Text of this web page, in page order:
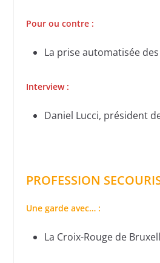
Pour ou contre :
La prise automatisée
Interview :
Daniel Lucci, président de
PROFESSION
Une garde avec… :
La Croix-Rouge de